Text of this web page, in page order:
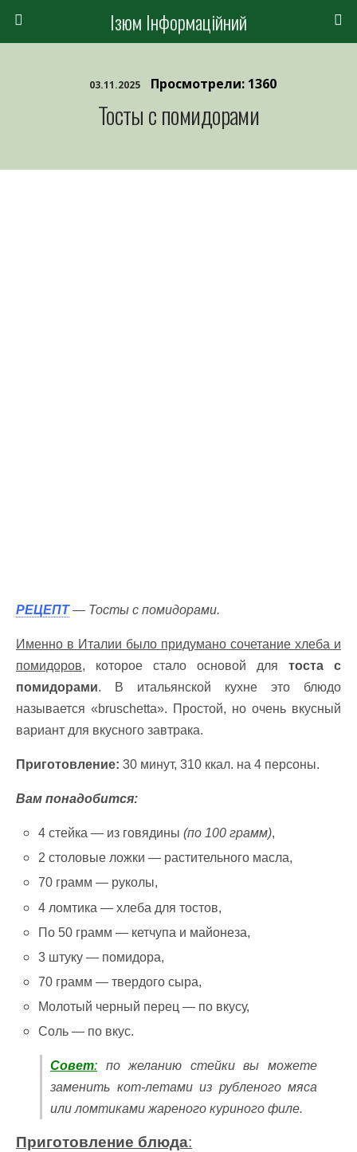
Ізюм Інформаційний
03.11.2025 Просмотрели: 1360
Тосты с помидорами
РЕЦЕПТ— Тосты с помидорами.
Именно в Италии было придумано сочетание хлеба и
помидоров, которое стало основой для тоста с
помидорами. В итальянской кухне это блюдо
называется «bruschetta». Простой, но очень вкусный
вариант для вкусного завтрака.
Приготовление: 30 минут, 310 ккал. на 4 персоны.
Вам понадобится:
4 стейка — из говядины(по 100 грамм),
2 столовые ложки — растительного масла,
70 грамм — руколы,
4 ломтика — хлеба для тостов,
По 50 грамм — кетчупа и майонеза,
3 штуку — помидора,
70 грамм — твердого сыра,
Молотый черный перец — по вкусу,
Соль — по вкус.
Совет: по желанию стейки вы можете
заменить кот-летами из рубленого мяса
или ломтиками жареного куриного филе.
Приготовление блюда: